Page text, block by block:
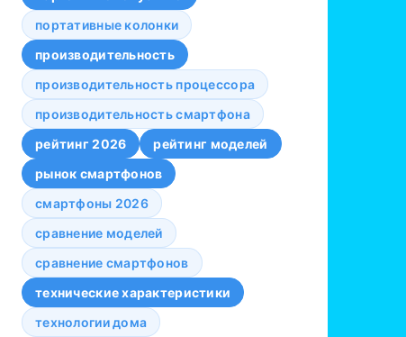
портативные колонки
производительность
производительность процессора
производительность смартфона
рейтинг 2026
рейтинг моделей
рынок смартфонов
смартфоны 2026
сравнение моделей
сравнение смартфонов
технические характеристики
технологии дома